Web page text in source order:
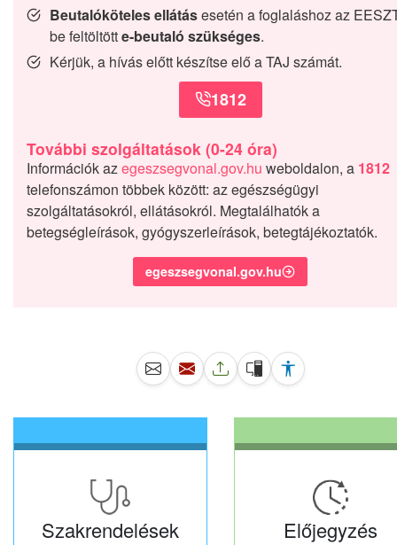
Beutalóköteles ellátásesetén a foglaláshoz az
be feltöltötte-beutaló szükséges.
Kérjük, a hívás előtt készítse elő a TAJ számát.
1812
További szolgáltatások (0-24 óra)
Információk azegeszsegvonal.gov.hu weboldalon, a 1812
telefonszámon többek között: az egészségügyi
szolgáltatásokról, ellátásokról. Megtalálhatók a
betegségleírások, gyógyszerleírások, betegtájékoztatók.
egeszsegvonal.gov.hu
Szakrendelések Előjegyzés